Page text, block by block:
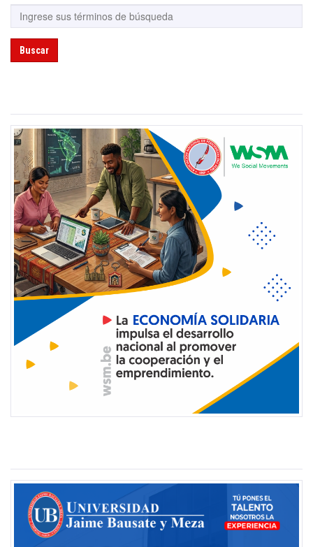
Buscar